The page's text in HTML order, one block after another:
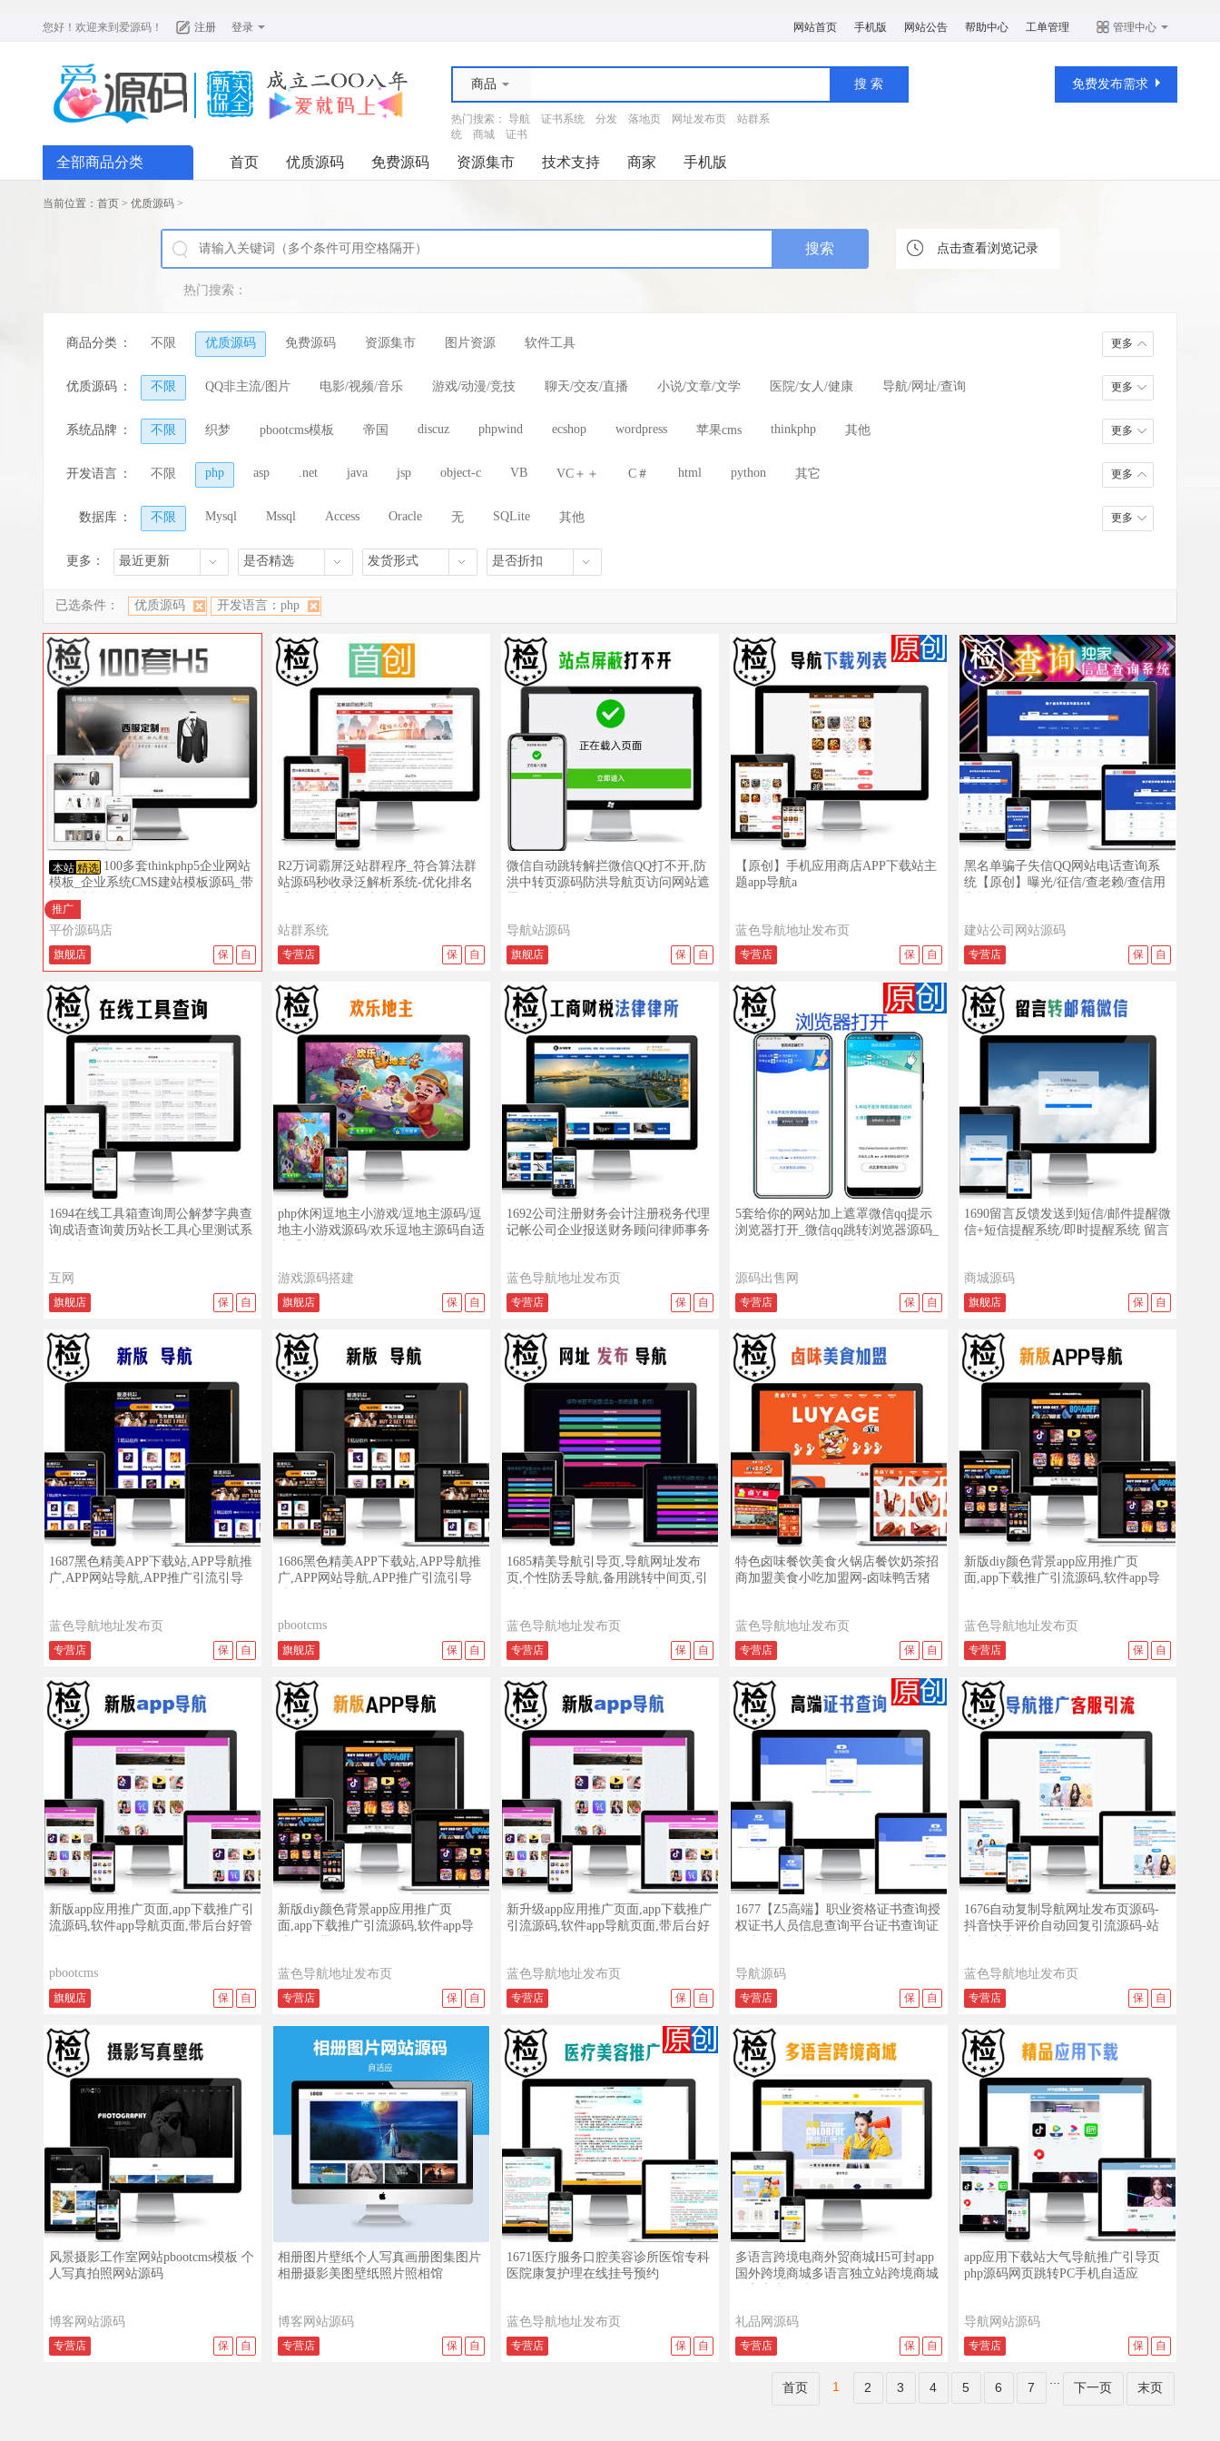
您好！欢迎来到 爱源码 ！ 注册 登录 网站首页 手机版 网站公告 帮助中心 工单管理 管理中心
商品
热门搜索： 导航 证书系统 分发 落地页 网址发布页
站群系
统
商城 证书
免费发布需求
全部商品分类 首页 优质源码 免费源码 资源集市 技术支持 商家 手机版
当前位置： 首页 > 优质源码 >
点击查看浏览记录
热门搜索：
商品分类 ： 不限 优质源码 免费源码 资源集市 图片资源 软件工具 更多
优质源码 ： 不限 QQ非主流/图片 电影/视频/音乐 游戏/动漫/竞技 聊天/交友/直播 小说/文章/文学 医院/女人/健康 导航/网址/查询
淘客/网店/商城
财经/股票/金融
更多
系统品牌 ： 不限 织梦 pbootcms模板 帝国 discuz phpwind ecshop wordpress 苹果cms thinkphp 其他 更多
开发语言 ： 不限 php asp .net java jsp object-c VB VC＋＋ C＃ html python 其它 更多
数据库 ： 不限 Mysql Mssql Access Oracle 无 SQLite 其他 更多
更多： 最近更新 是否精选 发货形式 是否折扣
已选条件： 优质源码 开发语言：php
查看详情 查看演示
本站 精选 100多套thinkphp5企业网站
模板_企业系统CMS建站模板源码_带
强大后台
推广
平价源码店
旗舰店 自
保
查看详情 查看演示
R2万词霸屏泛站群程序_符合算法群
站源码秒收录泛解析系统-优化排名
站群系统
专营店 自
保
查看详情 查看演示
微信自动跳转解拦微信QQ打不开,防
洪中转页源码防洪导航页访问网站遮
导航站源码
旗舰店 自
保
查看详情 查看演示
【原创】手机应用商店APP下载站主
题app导航a
蓝色导航地址发布页
专营店 自
保
查看详情 查看演示
黑名单骗子失信QQ网站电话查询系
统【原创】曝光/征信/查老赖/查信用
建站公司网站源码
专营店 自
保
查看详情 查看演示
1694在线工具箱查询周公解梦字典查
询成语查询黄历站长工具心里测试系
互网
旗舰店 自
保
查看详情 查看演示
php休闲逗地主小游戏/逗地主源码/逗
地主小游戏源码/欢乐逗地主源码自适
游戏源码搭建
旗舰店 自
保
查看详情 查看演示
1692公司注册财务会计注册税务代理
记帐公司企业报送财务顾问律师事务
蓝色导航地址发布页
专营店 自
保
查看详情 查看演示
5套给你的网站加上遮罩微信qq提示
浏览器打开_微信qq跳转浏览器源码_
源码出售网
专营店 自
保
查看详情 查看演示
1690留言反馈发送到短信/邮件提醒微
信+短信提醒系统/即时提醒系统 留言
商城源码
旗舰店 自
保
查看详情 查看演示
1687黑色精美APP下载站,APP导航推
广,APP网站导航,APP推广引流引导
蓝色导航地址发布页
专营店 自
保
查看详情 查看演示
1686黑色精美APP下载站,APP导航推
广,APP网站导航,APP推广引流引导
pbootcms
旗舰店 自
保
查看详情 查看演示
1685精美导航引导页,导航网址发布
页,个性防丢导航,备用跳转中间页,引
蓝色导航地址发布页
专营店 自
保
查看详情 查看演示
特色卤味餐饮美食火锅店餐饮奶茶招
商加盟美食小吃加盟网-卤味鸭舌猪
蓝色导航地址发布页
专营店 自
保
查看详情 查看演示
新版diy颜色背景app应用推广页
面,app下载推广引流源码,软件app导
蓝色导航地址发布页
专营店 自
保
查看详情 查看演示
新版app应用推广页面,app下载推广引
流源码,软件app导航页面,带后台好管
pbootcms
旗舰店 自
保
查看详情 查看演示
新版diy颜色背景app应用推广页
面,app下载推广引流源码,软件app导
蓝色导航地址发布页
专营店 自
保
查看详情 查看演示
新升级app应用推广页面,app下载推广
引流源码,软件app导航页面,带后台好
蓝色导航地址发布页
专营店 自
保
查看详情 查看演示
1677【Z5高端】职业资格证书查询授
权证书人员信息查询平台证书查询证
导航源码
专营店 自
保
查看详情 查看演示
1676自动复制导航网址发布页源码-
抖音快手评价自动回复引流源码-站
蓝色导航地址发布页
专营店 自
保
查看详情 查看演示
风景摄影工作室网站pbootcms模板 个
人写真拍照网站源码
博客网站源码
专营店 自
保
查看详情 查看演示
相册图片壁纸个人写真画册图集图片
相册摄影美图壁纸照片照相馆
博客网站源码
专营店 自
保
查看详情 查看演示
1671医疗服务口腔美容诊所医馆专科
医院康复护理在线挂号预约
蓝色导航地址发布页
专营店 自
保
查看详情 查看演示
多语言跨境电商外贸商城H5可封app
国外跨境商城多语言独立站跨境商城
礼品网源码
专营店 自
保
查看详情 查看演示
app应用下载站大气导航推广引导页
php源码网页跳转PC手机自适应
导航网站源码
专营店 自
保
首页 1 2 3 4 5 6 7 下一页 末页